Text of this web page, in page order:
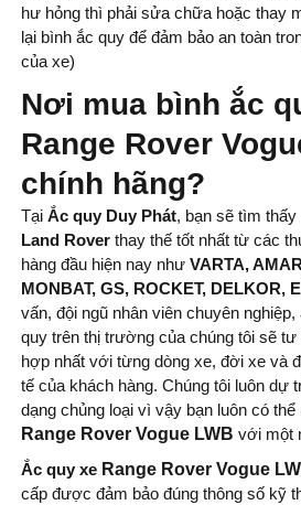
hư hỏng thì phải sửa chữa hoặc thay
lại bình ắc quy để đảm bảo an toàn
của xe)
Nơi mua bình ắc
Range Rover
chính hãng?
Tại Ắc quy Duy Phát, bạn sẽ tìm
Land Rover thay thế tốt nhất từ ​​các
hàng đầu hiện nay như VARTA,
MONBAT, GS, ROCKET, DELKOR,
vấn, đội ngũ nhân viên chuyên
quy trên thị trường của chúng tôi sẽ
hợp nhất với từng dòng xe, đời xe và
tế của khách hàng. Chúng tôi luôn dự
dạng chủng loại vì vậy bạn luôn có
Range Rover Vogue LWB với một
Ắc quy xe Range Rover Vogue
cấp được đảm bảo đúng thông số kỹ